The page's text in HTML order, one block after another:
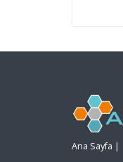
Ana Sayfa |